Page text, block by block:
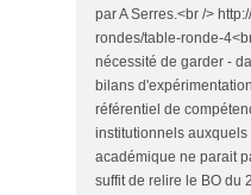
par A Serres.<br />
rondes/table-ronde-
nécessité de garder -
bilans
référentiel de
institutionnels
académique ne parait
suffit de relire le BO du